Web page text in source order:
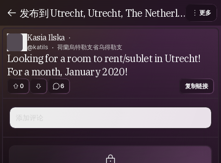
发布到 Utrecht, Utrecht, The Netherla
nds
更多
Kasia Ilska
@katils 荷蘭烏特勒支省乌得勒支
Looking for a room to rent/sublet in Utrecht!
For a month, January 2020!
0 6 复制链接
添加评论